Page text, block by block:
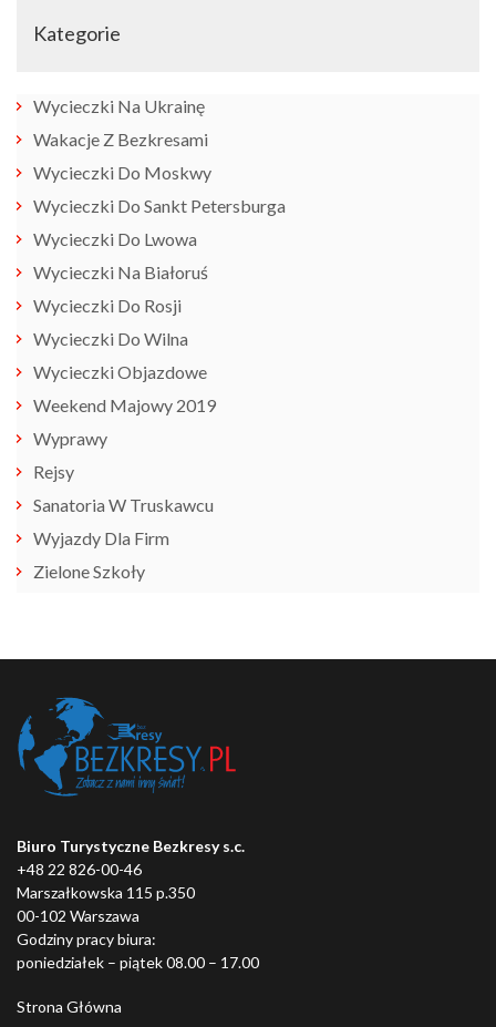
Kategorie
Wycieczki Na Ukrainę
Wakacje Z Bezkresami
Wycieczki Do Moskwy
Wycieczki Do Sankt Petersburga
Wycieczki Do Lwowa
Wycieczki Na Białoruś
Wycieczki Do Rosji
Wycieczki Do Wilna
Wycieczki Objazdowe
Weekend Majowy 2019
Wyprawy
Rejsy
Sanatoria W Truskawcu
Wyjazdy Dla Firm
Zielone Szkoły
Biuro Turystyczne Bezkresy s.c.
+48 22 826-00-46
Marszałkowska 115 p.350
00-102 Warszawa
Godziny pracy biura:
poniedziałek – piątek 08.00 – 17.00
Strona Główna